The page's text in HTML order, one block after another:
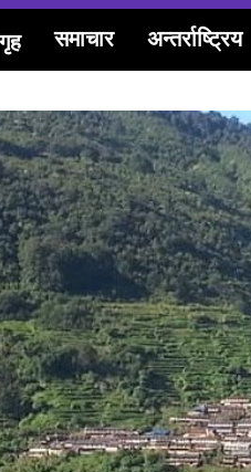
समाचार अन्तर्राष्ट्रिय